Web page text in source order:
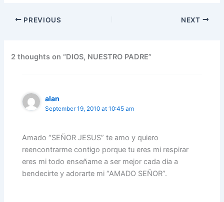
c
e
o
o
k
itt
er
n p
p
m
ar
PREVIOUS NEXT
2 thoughts on “DIOS, NUESTRO PADRE”
alan
September 19, 2010 at 10:45 am
Amado “SEÑOR JESUS” te amo y quiero
reencontrarme contigo porque tu eres mi respirar
eres mi todo enseñame a ser mejor cada dia a
bendecirte y adorarte mi “AMADO SEÑOR”.